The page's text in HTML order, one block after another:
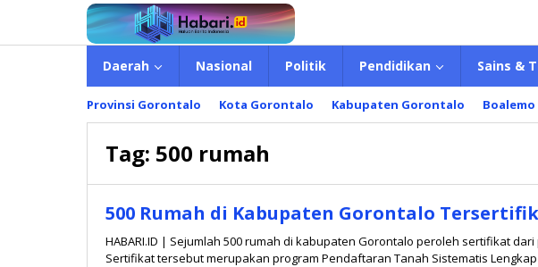
konten
Daerah Nasional Politik Pendidikan Sains &
Provinsi Gorontalo Kota Gorontalo Kabupaten Gorontalo Boalemo
Tag: 500 rumah
500 Rumah di Kabupaten Gorontalo
HABARI.ID | Sejumlah 500 rumah di kabupaten Gorontalo peroleh sertifikat
Sertifikat tersebut merupakan program Pendaftaran Tanah Sistematis Lengkap